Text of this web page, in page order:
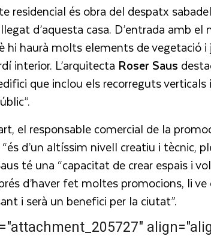
residencial és obra del despatx
d’aquesta casa. D’entrada amb
hi haurà molts elements de vegetació
interior. L’arquitecta Roser Saus
que inclou els recorreguts verticals
el responsable comercial de la
d’un altíssim nivell creatiu i tècnic,
té una “capacitat de crear espais i
d’haver fet moltes promocions, li
i serà un benefici per la ciutat”.